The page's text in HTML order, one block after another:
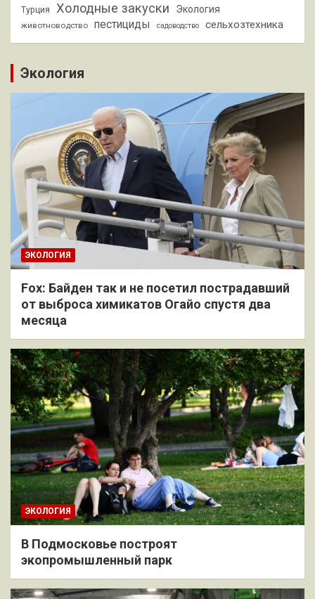
Турция Холодные закуски Экология
животноводство пестициды садоводство сельхозтехника
Экология
ЭКОЛОГИЯ
Fox: Байден так и не посетил пострадавший
от выброса химикатов Огайо спустя два
месяца
ЭКОЛОГИЯ
В Подмосковье построят
экопромышленный парк